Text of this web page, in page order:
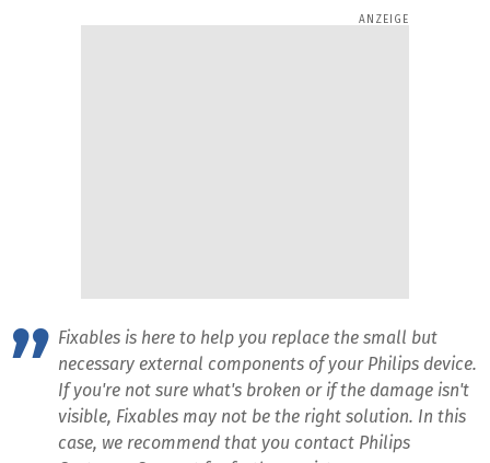
Fixables is here to help you replace the small but
necessary external components of your Philips device.
If you're not sure what's broken or if the damage isn't
visible, Fixables may not be the right solution. In this
case, we recommend that you contact Philips